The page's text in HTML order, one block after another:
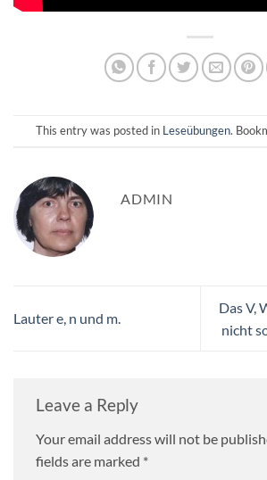
This entry was posted in Leseübungen.
ADMIN
Lauter e, n und m.
Das V,
nicht
Leave a Reply
Your email address will not be
fields are marked *